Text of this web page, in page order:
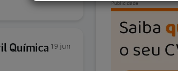
Química 19 jun